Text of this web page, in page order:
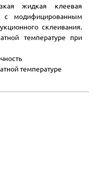
жидкая клеевая
с модифицированным
склеивания.
температуре при
температуре